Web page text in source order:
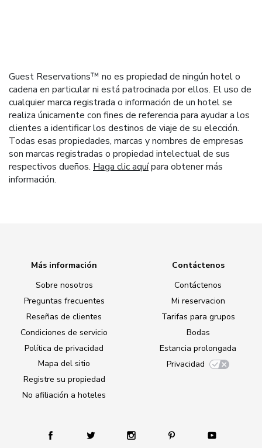
Guest Reservations™ no es propiedad de ningún hotel o
cadena en particular ni está patrocinada por ellos. El uso de
cualquier marca registrada o información de un hotel se
realiza únicamente con fines de referencia para ayudar a los
clientes a identificar los destinos de viaje de su elección.
Todas esas propiedades, marcas y nombres de empresas
son marcas registradas o propiedad intelectual de sus
respectivos dueños. Haga clic aquípara obtener más
información.
Más información
Sobre nosotros
Preguntas frecuentes
Reseñas de clientes
Condiciones de servicio
Política de privacidad
Mapa del sitio
Registre su propiedad
No afiliación a hoteles
Contáctenos
Contáctenos
Mi reservacion
Tarifas para grupos
Bodas
Estancia prolongada
Privacidad